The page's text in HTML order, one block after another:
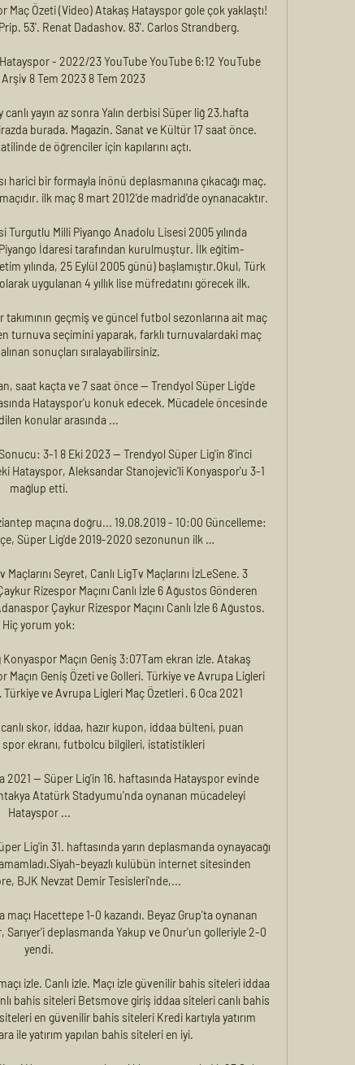
Özeti (Video) Atakaş Hatayspor gole çok yaklaştı!
53'. Renat Dadashov. 83'. Carlos Strandberg.
- 2022/23 YouTube YouTube 6:12 YouTube
Arşiv 8 Tem 2023 8 Tem 2023
canlı yayın az sonra Yalın derbisi Süper liğ 23.hafta
burada. Magazin. Sanat ve Kültür 17 saat önce.
de öğrenciler için kapılarını açtı.
harici bir formayla inönü deplasmanına çıkacağı maç.
ilk maç 8 mart 2012'de madrid'de oynanacaktır.
Milli Piyango Anadolu Lisesi 2005 yılında
İdaresi tarafından kurulmuştur. İlk eğitim-
yılında, 25 Eylül 2005 günü) başlamıştır.Okul, Türk
uygulanan 4 yıllık lise müfredatını görecek ilk.
geçmiş ve güncel futbol sezonlarına ait maç
turnuva seçimini yaparak, farklı turnuvalardaki maç
sonuçları sıralayabilirsiniz.
saat kaçta ve 7 saat önce — Trendyol Süper Lig'de
Hatayspor'u konuk edecek. Mücadele öncesinde
konular arasında ...
3-1 8 Eki 2023 — Trendyol Süper Lig'in 8'inci
Hatayspor, Aleksandar Stanojevic'li Konyaspor'u 3-1
mağlup etti.
maçına doğru... 19.08.2019 - 10:00 Güncelleme:
Süper Lig'de 2019-2020 sezonunun ilk …
Maçlarını Seyret, Canlı LigTv Maçlarını İzLeSene. 3
Rizespor Maçını Canlı İzle 6 Ağustos Gönderen
Çaykur Rizespor Maçını Canlı İzle 6 Ağustos.
Hiç yorum yok:
Maçın Geniş 3:07Tam ekran izle. Atakaş
Geniş Özeti ve Golleri. Türkiye ve Avrupa Ligleri
ve Avrupa Ligleri Maç Özetleri · 6 Oca 2021
skor, iddaa, hazır kupon, iddaa bülteni, puan
spor ekranı, futbolcu bilgileri, istatistikleri
2021 — Süper Lig'in 16. haftasında Hatayspor evinde
Atatürk Stadyumu'nda oynanan mücadeleyi
Hatayspor ...
Lig'in 31. haftasında yarın deplasmanda oynayacağı
beyazlı kulübün internet sitesinden
BJK Nevzat Demir Tesisleri'nde,...
Hacettepe 1-0 kazandı. Beyaz Grup'ta oynanan
deplasmanda Yakup ve Onur'un golleriyle 2-0
yendi.
izle. Canlı izle. Maçı izle güvenilir bahis siteleri iddaa
bahis siteleri Betsmove giriş iddaa siteleri canlı bahis
en güvenilir bahis siteleri Kredi kartıyla yatırım
ile yatırım yapılan bahis siteleri en iyi.